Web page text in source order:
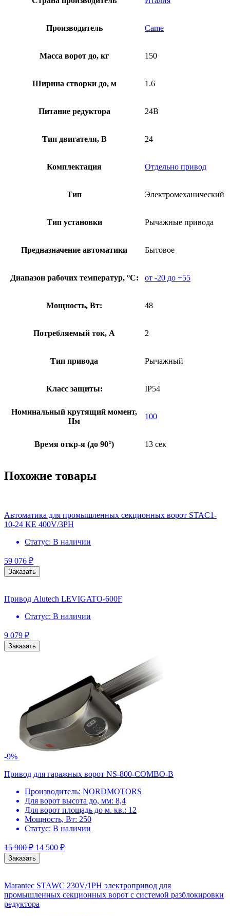
Производитель Came
Масса ворот до, кг 150
Ширина створки до, м 1.6
Питание редуктора 24В
Тип двигателя, В 24
Комплектация Отдельно привод
Тип Электромеханический
Тип установки Рычажные привода
Предназначение автоматики Бытовое
Диапазон рабочих температур, °С: от -20 до +55
Мощность, Вт: 48
Потребляемый ток, А 2
Тип привода Рычажный
Класс защиты: IP54
Номинальный крутящий момент,
Нм
100
Время откр-я (до 90°) 13 сек
Похожие товары
Автоматика для промышленных секционных ворот STAC1-
10-24 KE 400V/3PH
Статус: В наличии
59 076 ₽
Заказать
Привод Alutech LEVIGATO-600F
Статус: В наличии
9 079 ₽
Заказать
-9%
Привод для гаражных ворот NS-800-COMBO-B
Производитель: NORDMOTORS
Для ворот высота до, мм: 8,4
Для ворот площадь до м. кв.: 12
Мощность, Вт: 250
Статус: В наличии
15 900₽ 14 500 ₽
Заказать
Marantec STAWC 230V/1PH электропривод для
промышленных секционных ворот с системой разблокировки
редуктора